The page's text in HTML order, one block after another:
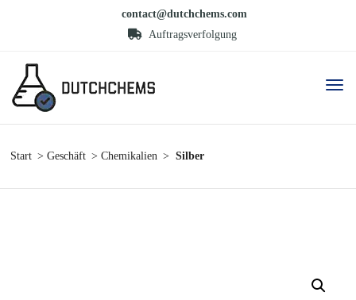
contact@dutchchems.com
Auftragsverfolgung
Start Geschäft Chemikalien Silber